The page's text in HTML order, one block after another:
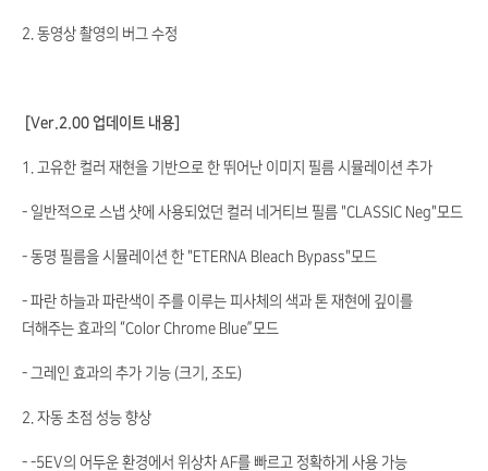
2. 동영상 촬영의 버그 수정
[Ver.2.00 업데이트 내용]
1. 고유한 컬러 재현을 기반으로 한 뛰어난 이미지 필름 시뮬레이션 추가
- 일반적으로 스냅 샷에 사용되었던 컬러 네거티브 필름 "CLASSIC Neg"모드
- 동명 필름을 시뮬레이션 한 "ETERNA Bleach Bypass"모드
- 파란 하늘과 파란색이 주를 이루는 피사체의 색과 톤 재현에 깊이를
더해주는 효과의 “Color Chrome Blue”모드
- 그레인 효과의 추가 기능 (크기, 조도)
2. 자동 초점 성능 향상
- -5EV의 어두운 환경에서 위상차 AF를 빠르고 정확하게 사용 가능